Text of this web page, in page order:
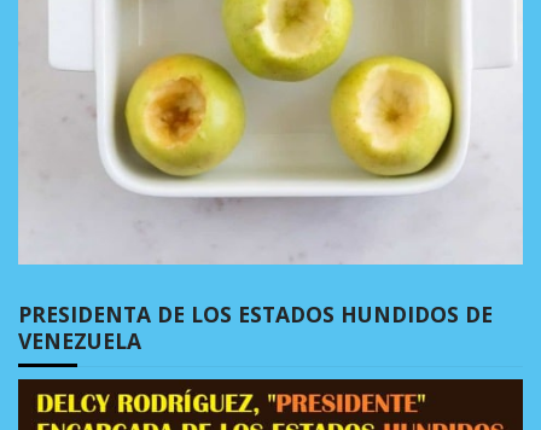
PRESIDENTA DE LOS ESTADOS HUNDIDOS DE
VENEZUELA